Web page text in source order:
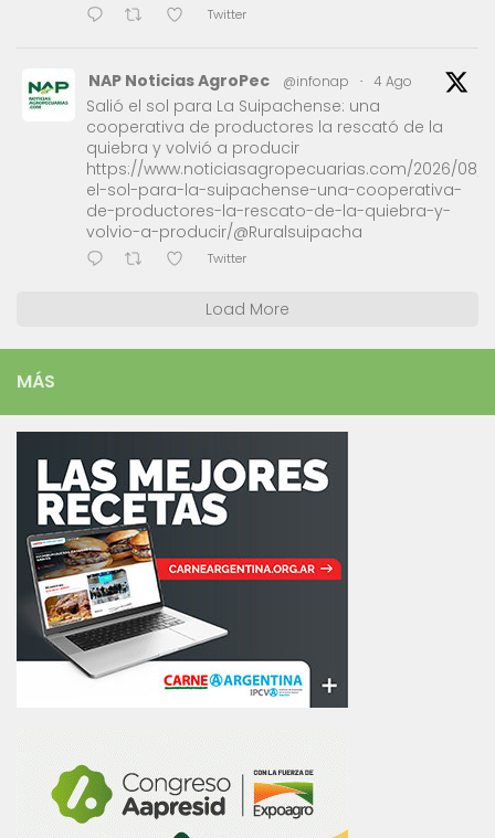
Twitter
NAP Noticias AgroPec @infonap · 4 Ago
Salió el sol para La Suipachense: una
cooperativa de productores la rescató de la
quiebra y volvió a producir
https://www.noticiasagropecuarias.com/2026/08/
el-sol-para-la-suipachense-una-cooperativa-
de-productores-la-rescato-de-la-quiebra-y-
volvio-a-producir/@Ruralsuipacha
Twitter
Load More
MÁS